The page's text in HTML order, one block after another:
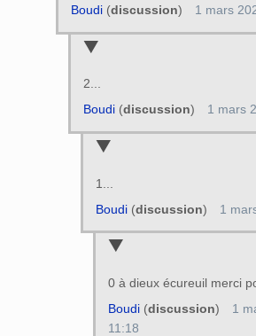
Boudi(discussion) 1 mars
2...
Boudi(discussion) 1 mars
1...
Boudi(discussion) 1
0 à dieux écureuil merci
Boudi(discussion)
1
11:18